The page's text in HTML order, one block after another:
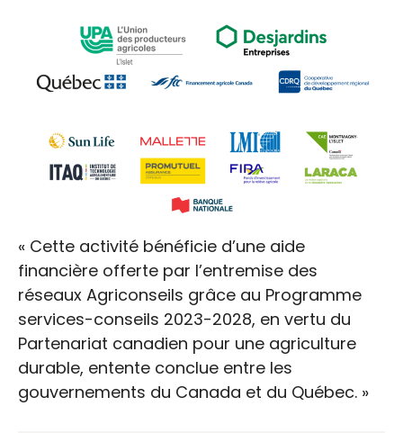
« Cette activité bénéficie d’une aide
financière offerte par l’entremise des
réseaux Agriconseils grâce au Programme
services-conseils 2023-2028, en vertu du
Partenariat canadien pour une agriculture
durable, entente conclue entre les
gouvernements du Canada et du Québec. »